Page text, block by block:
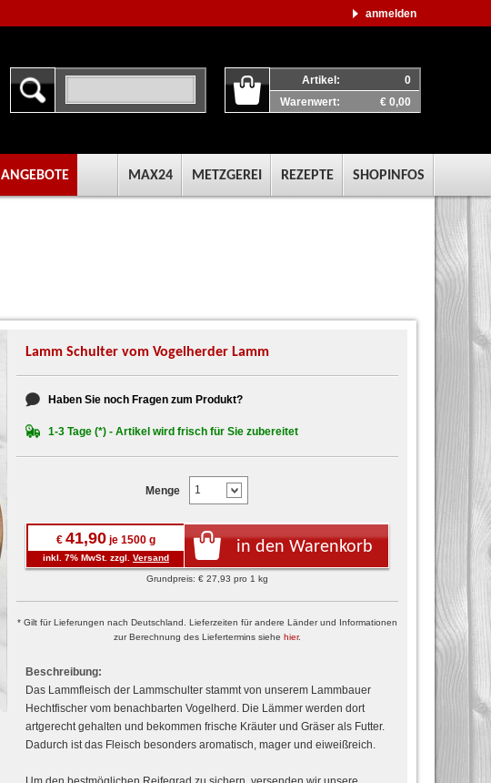
anmelden
Artikel:
0
Warenwert:
€ 0,00
ANGEBOTE MAX24 METZGEREI REZEPTE SHOPINFOS
Lamm Schulter vom Vogelherder Lamm
Haben Sie noch Fragen zum Produkt?
1-3 Tage (*) - Artikel wird frisch für Sie zubereitet
Menge
€ 41,90 je 1500 g
inkl. 7% MwSt. zzgl. Versand
in den Warenkorb
Grundpreis: € 27,93 pro 1 kg
* Gilt für Lieferungen nach Deutschland. Lieferzeiten für andere Länder und Informationen
zur Berechnung des Liefertermins siehe hier.
Beschreibung:
Das Lammfleisch der Lammschulter stammt von unserem Lammbauer
Hechtfischer vom benachbarten Vogelherd. Die Lämmer werden dort
artgerecht gehalten und bekommen frische Kräuter und Gräser als Futter.
Dadurch ist das Fleisch besonders aromatisch, mager und eiweißreich.